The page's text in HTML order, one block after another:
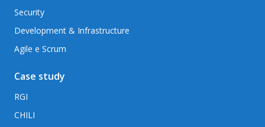
Security
Development & Infrastructure
Agile e Scrum
Case study
RGI
CHILI